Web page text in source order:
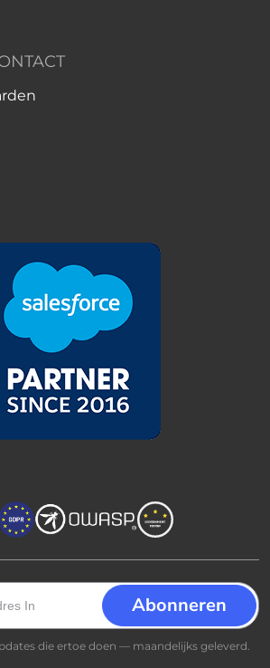
die ertoe doen — maandelijks geleverd.